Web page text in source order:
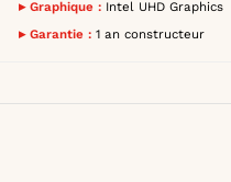
▸ Graphique : Intel UHD Graphics
▸ Garantie : 1 an constructeur